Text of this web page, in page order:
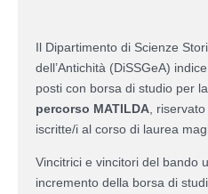
Il Dipartimento di Scienze
dell’Antichità (DiSSGeA)
posti con borsa di studio per
percorso MATILDA ,
iscritte/i al corso di laurea
Vincitrici e vincitori del bando
incremento della borsa di